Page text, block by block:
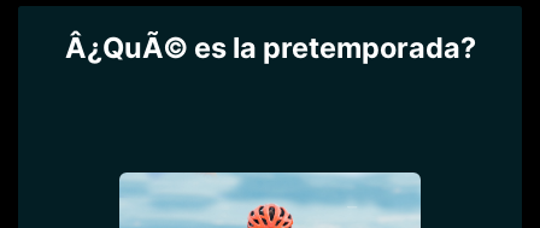
Â¿QuÃ© es la pretemporada?